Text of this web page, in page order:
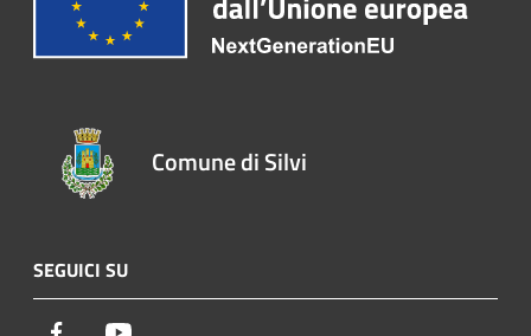
Comune di Silvi
SEGUICI SU